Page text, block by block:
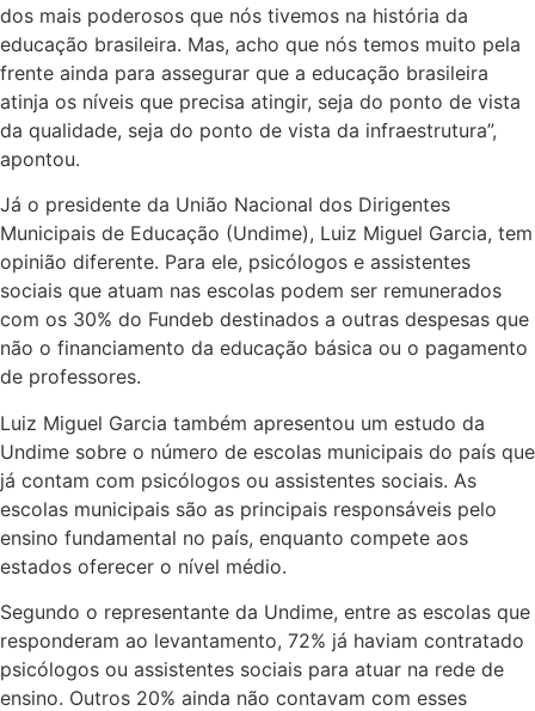
dos mais poderosos que nós tivemos na história da
educação brasileira. Mas, acho que nós temos muito pela
frente ainda para assegurar que a educação brasileira
atinja os níveis que precisa atingir, seja do ponto de vista
da qualidade, seja do ponto de vista da infraestrutura”,
apontou.
Já o presidente da União Nacional dos Dirigentes
Municipais de Educação (Undime), Luiz Miguel Garcia, tem
opinião diferente. Para ele, psicólogos e assistentes
sociais que atuam nas escolas podem ser remunerados
com os 30% do Fundeb destinados a outras despesas que
não o financiamento da educação básica ou o pagamento
de professores.
Luiz Miguel Garcia também apresentou um estudo da
Undime sobre o número de escolas municipais do país que
já contam com psicólogos ou assistentes sociais. As
escolas municipais são as principais responsáveis pelo
ensino fundamental no país, enquanto compete aos
estados oferecer o nível médio.
Segundo o representante da Undime, entre as escolas que
responderam ao levantamento, 72% já haviam contratado
psicólogos ou assistentes sociais para atuar na rede de
ensino. Outros 20% ainda não contavam com esses